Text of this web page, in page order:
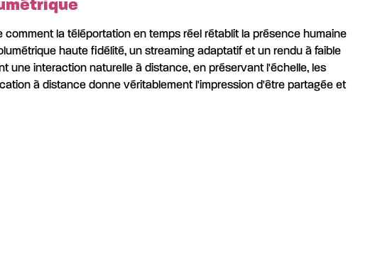
la téléportation en temps réel rétablit la présence humaine
haute fidélité, un streaming adaptatif et un rendu à faible
une interaction naturelle à distance, en préservant l'échelle, les
à distance donne véritablement l'impression d'être partagée et